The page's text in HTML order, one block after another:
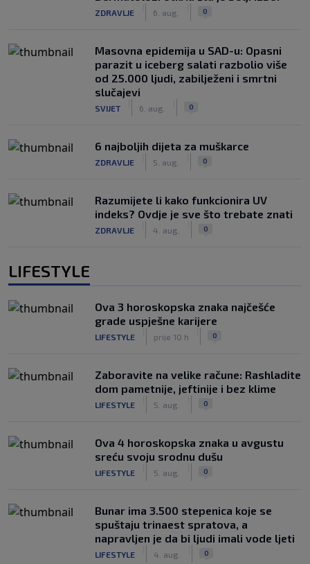
ZDRAVLJE 6. aug. 0
Masovna epidemija u SAD-u: Opasni
parazit u iceberg salati razbolio više
od 25.000 ljudi, zabilježeni i smrtni
slučajevi
SVIJET 6. aug. 0
6 najboljih dijeta za muškarce
ZDRAVLJE 5. aug. 0
Razumijete li kako funkcionira UV
indeks? Ovdje je sve što trebate znati
ZDRAVLJE 4. aug. 0
LIFESTYLE
Ova 3 horoskopska znaka najčešće
grade uspješne karijere
LIFESTYLE prije 10 h 0
Zaboravite na velike račune: Rashladite
dom pametnije, jeftinije i bez klime
LIFESTYLE 5. aug. 0
Ova 4 horoskopska znaka u avgustu
sreću svoju srodnu dušu
LIFESTYLE 5. aug. 0
Bunar imа 3.500 stepenica koje se
spuštaju trinaest spratova, a
napravljen je da bi ljudi imali vode ljeti
LIFESTYLE 4. aug. 0